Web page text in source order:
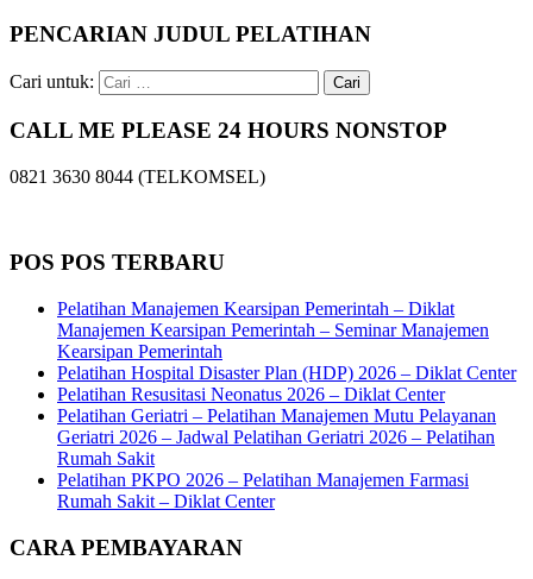
PENCARIAN JUDUL PELATIHAN
Cari untuk:
CALL ME PLEASE 24 HOURS NONSTOP
0821 3630 8044 (TELKOMSEL)
POS POS TERBARU
Pelatihan Manajemen Kearsipan Pemerintah – Diklat
Manajemen Kearsipan Pemerintah – Seminar Manajemen
Kearsipan Pemerintah
Pelatihan Hospital Disaster Plan (HDP) 2026 – Diklat Center
Pelatihan Resusitasi Neonatus 2026 – Diklat Center
Pelatihan Geriatri – Pelatihan Manajemen Mutu Pelayanan
Geriatri 2026 – Jadwal Pelatihan Geriatri 2026 – Pelatihan
Rumah Sakit
Pelatihan PKPO 2026 – Pelatihan Manajemen Farmasi
Rumah Sakit – Diklat Center
CARA PEMBAYARAN